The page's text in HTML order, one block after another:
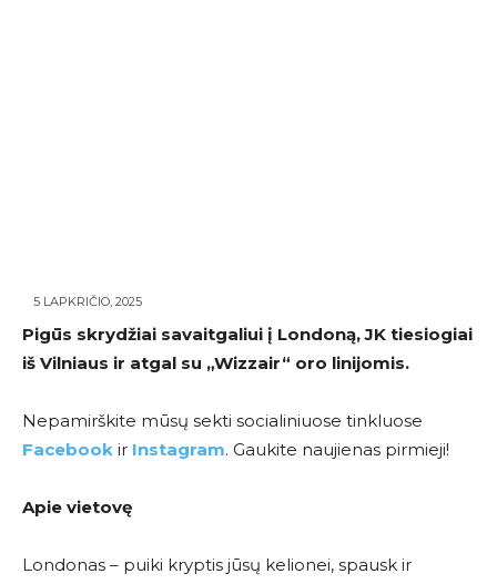
5 LAPKRIČIO, 2025
Pigūs skrydžiai savaitgaliui į Londoną, JK tiesiogiai
iš Vilniaus ir atgal su „Wizzair“ oro linijomis.
Nepamirškite mūsų sekti socialiniuose tinkluose
Facebook ir Instagram. Gaukite naujienas pirmieji!
Apie vietovę
Londonas – puiki kryptis jūsų kelionei, spausk ir